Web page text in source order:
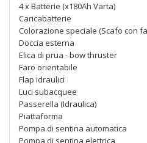
4 x Batterie (x180Ah Varta)
Caricabatterie
Colorazione speciale (Scafo con
Doccia esterna
Elica di prua - bow thruster
Faro orientabile
Flap idraulici
Luci subacquee
Passerella (Idraulica)
Piattaforma
Pompa di sentina automatica
Pompa di sentina elettrica